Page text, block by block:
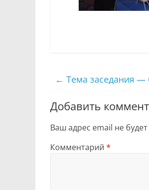
← Тема заседания
Добавить
Ваш адрес email не
Комментарий *